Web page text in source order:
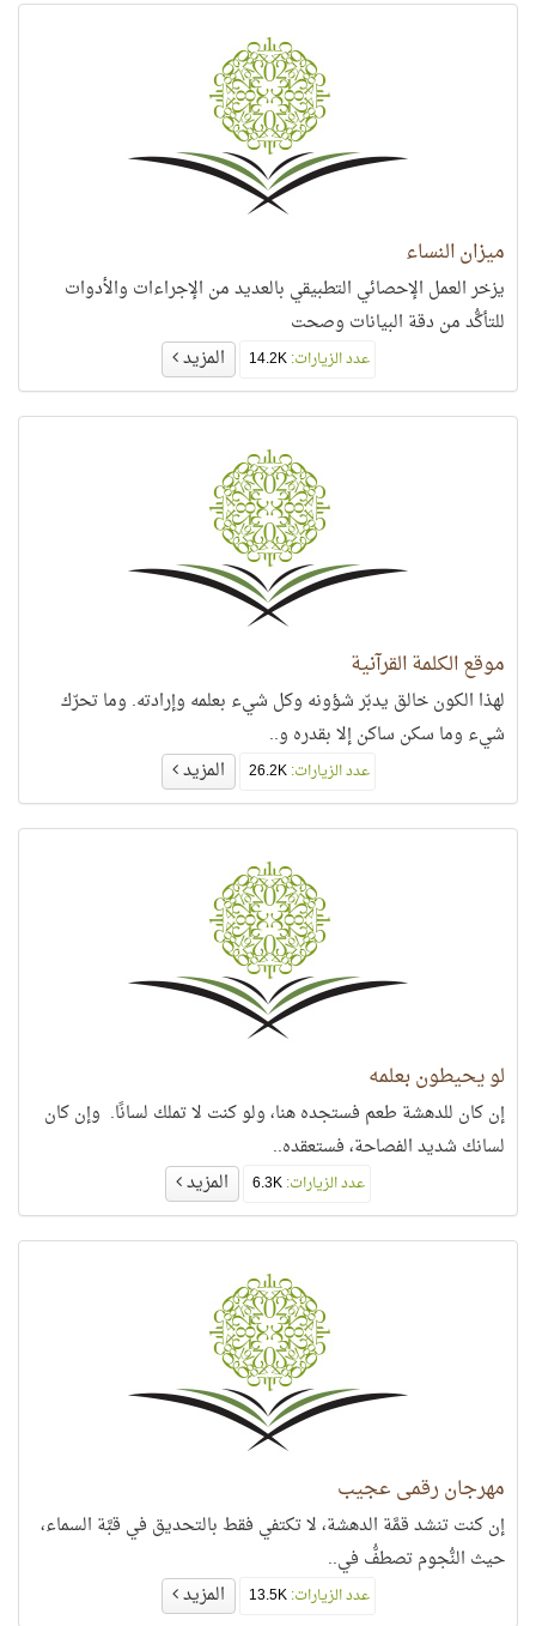
ميزان النساء
يزخر العمل الإحصائي التطبيقي بالعديد من الإجراءات والأدوات
للتأكُّد من دقة البيانات وصحت
عدد الزيارات:14.2K المزيد
موقع الكلمة القرآنية
لهذا الكون خالق يدبّر شؤونه وكل شيء بعلمه وإرادته. وما تحرّك
شيء وما سكن ساكن إلا بقدره و..
عدد الزيارات:26.2K المزيد
لو يحيطون بعلمه
إن كان للدهشة طعم فستجده هنا، ولو كنت لا تملك لسانًا. وإن كان
لسانك شديد الفصاحة، فستعقده..
عدد الزيارات: المزيد
مهرجان رقمي عجيب
إن كنت تنشد قمَّة الدهشة، لا تكتفي فقط بالتحديق في قبَّة السماء،
حيث النُّجوم تصطفُّ في..
عدد الزيارات:13.5K المزيد